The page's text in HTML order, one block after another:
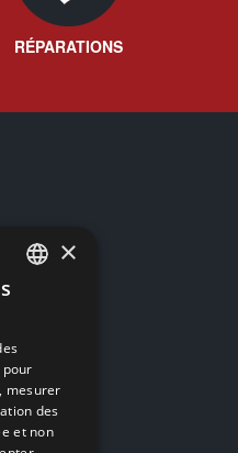
RÉPARATIONS
ENGLISH
×
mesurer
des
et non